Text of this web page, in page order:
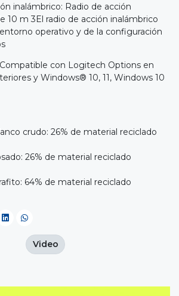
inalámbrico: Radio de acción
10 m 3El radio de acción inalámbrico
operativo y de la configuración
con Logitech Options en
y Windows® 10, 11, Windows 10
crudo: 26% de material reciclado
26% de material reciclado
64% de material reciclado
Video